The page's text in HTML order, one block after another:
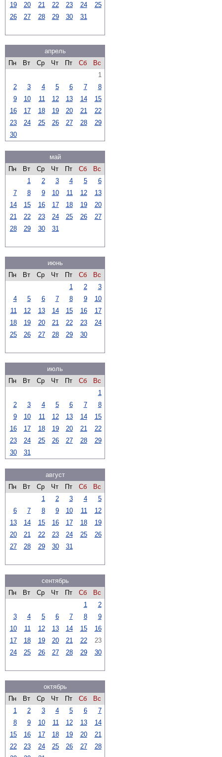
19
20 21 22 23 24
25
26
27 28 29 30 31
апрель
Пн
Вт Ср Чт Пт Сб
Вс
1
2
3 4 5 6 7
8
9
10 11 12 13 14
15
16
17 18 19 20 21
22
23
24 25 26 27 28
29
30
май
Пн
Вт Ср Чт Пт Сб
Вс
1
2 3 4 5
6
7
8 9 10 11 12
13
14
15 16 17 18 19
20
21
22 23 24 25 26
27
28
29 30 31
июнь
Пн
Вт Ср Чт Пт Сб
Вс
1
2
3
4
5 6 7 8 9
10
11
12 13 14 15 16
17
18
19 20 21 22 23
24
25
26 27 28 29 30
июль
Пн
Вт Ср Чт Пт Сб
Вс
1
2
3 4 5 6 7
8
9
10 11 12 13 14
15
16
17 18 19 20 21
22
23
24 25 26 27 28
29
30
31
август
Пн
Вт Ср Чт Пт Сб
Вс
1
2 3 4
5
6
7 8 9 10 11
12
13
14 15 16 17 18
19
20
21 22 23 24 25
26
27
28 29 30 31
сентябрь
Пн
Вт Ср Чт Пт Сб
Вс
1
2
3
4 5 6 7 8
9
10
11 12 13 14 15
16
17
18 19 20 21 22
23
24
25 26 27 28 29 30
октябрь
Пн
Вт Ср Чт Пт Сб
Вс
1
2 3 4 5 6
7
8
9 10 11 12 13
14
15
16 17 18 19 20
21
22
23 24 25 26 27
28